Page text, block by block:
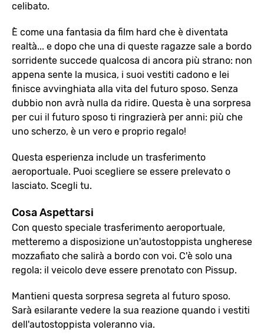
celibato.
È come una fantasia da film hard che è diventata
realtà... e dopo che una di queste ragazze sale a bordo
sorridente succede qualcosa di ancora più strano: non
appena sente la musica, i suoi vestiti cadono e lei
finisce avvinghiata alla vita del futuro sposo. Senza
dubbio non avrà nulla da ridire. Questa è una sorpresa
per cui il futuro sposo ti ringrazierà per anni: più che
uno scherzo, è un vero e proprio regalo!
Questa esperienza include un trasferimento
aeroportuale. Puoi scegliere se essere prelevato o
lasciato. Scegli tu.
Cosa Aspettarsi
Con questo speciale trasferimento aeroportuale,
metteremo a disposizione un'autostoppista ungherese
mozzafiato che salirà a bordo con voi. C'è solo una
regola: il veicolo deve essere prenotato con Pissup.
Mantieni questa sorpresa segreta al futuro sposo.
Sarà esilarante vedere la sua reazione quando i vestiti
dell'autostoppista voleranno via.